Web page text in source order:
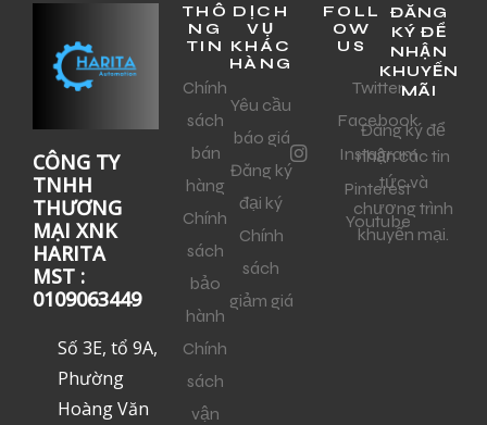
CÔNG TY
TNHH
THƯƠNG
MẠI XNK
HARITA
MST :
0109063449
Số 3E, tổ 9A,
Phường
Hoàng Văn
THÔ
NG
TIN
Chính
sách
bán
hàng
Chính
sách
bảo
hành
Chính
sách
vận
DỊCH
VỤ
KHÁC
HÀNG
Yêu cầu
báo giá
Đăng ký
đại ký
Chính
sách
giảm giá
FOLL
OW
US
Twitter
Facebook
Instagram
Pinterest
Youtube
ĐĂNG
KÝ ĐỂ
NHẬN
KHUYẾN
MÃI
Đăng ký để
nhận các tin
tức và
chương trình
khuyến mại.